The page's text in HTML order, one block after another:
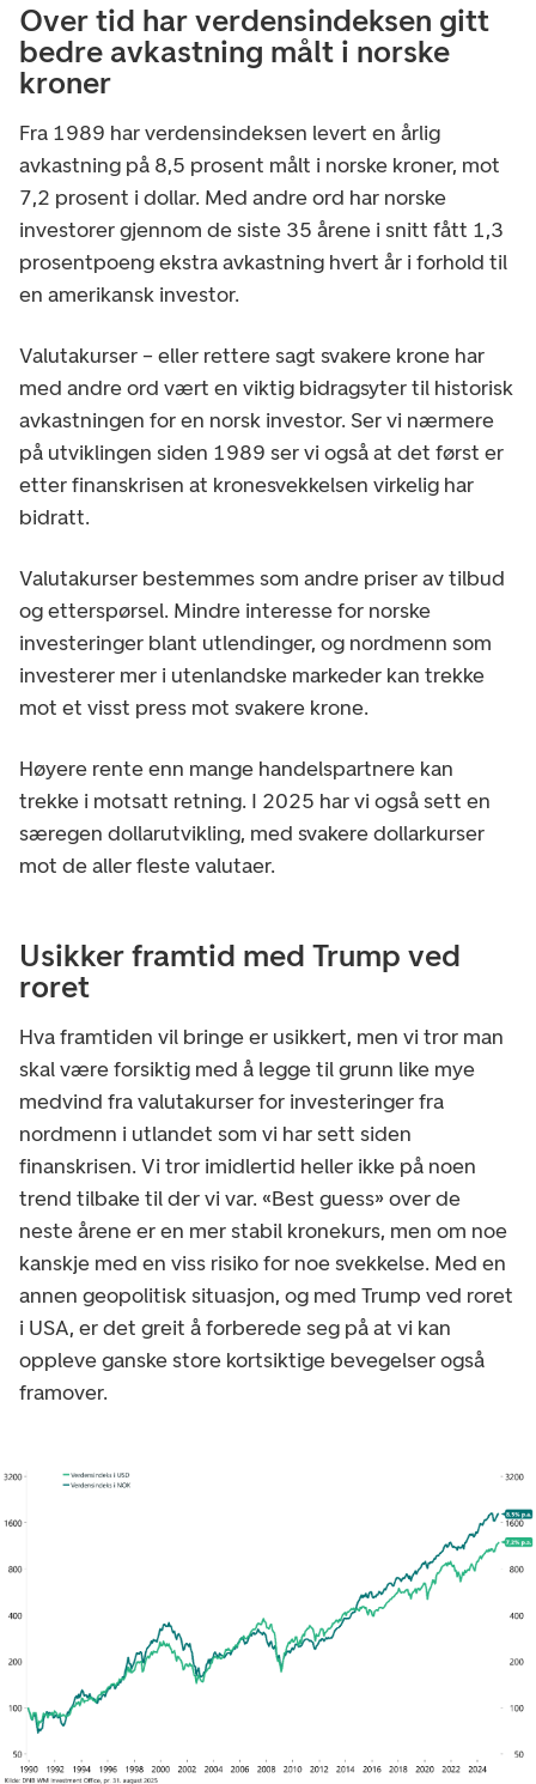
Over tid har verdensindeksen gitt
bedre avkastning målt i norske
kroner
Fra 1989 har verdensindeksen levert en årlig
avkastning på 8,5 prosent målt i norske kroner, mot
7,2 prosent i dollar. Med andre ord har norske
investorer gjennom de siste 35 årene i snitt fått 1,3
prosentpoeng ekstra avkastning hvert år i forhold til
en amerikansk investor.
Valutakurser – eller rettere sagt svakere krone har
med andre ord vært en viktig bidragsyter til historisk
avkastningen for en norsk investor. Ser vi nærmere
på utviklingen siden 1989 ser vi også at det først er
etter finanskrisen at kronesvekkelsen virkelig har
bidratt.
Valutakurser bestemmes som andre priser av tilbud
og etterspørsel. Mindre interesse for norske
investeringer blant utlendinger, og nordmenn som
investerer mer i utenlandske markeder kan trekke
mot et visst press mot svakere krone.
Høyere rente enn mange handelspartnere kan
trekke i motsatt retning. I 2025 har vi også sett en
særegen dollarutvikling, med svakere dollarkurser
mot de aller fleste valutaer.
Usikker framtid med Trump ved
roret
Hva framtiden vil bringe er usikkert, men vi tror man
skal være forsiktig med å legge til grunn like mye
medvind fra valutakurser for investeringer fra
nordmenn i utlandet som vi har sett siden
finanskrisen. Vi tror imidlertid heller ikke på noen
trend tilbake til der vi var. «Best guess» over de
neste årene er en mer stabil kronekurs, men om noe
kanskje med en viss risiko for noe svekkelse. Med en
annen geopolitisk situasjon, og med Trump ved roret
i USA, er det greit å forberede seg på at vi kan
oppleve ganske store kortsiktige bevegelser også
framover.